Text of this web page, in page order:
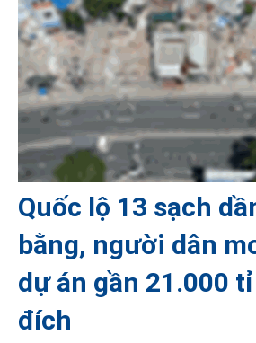
Quốc lộ 13 sạch
bằng, người dân
dự án gần 21.000
đích